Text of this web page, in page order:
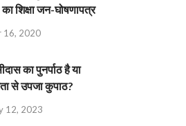
शिक्षा जन-घोषणापत्र
16, 2020
का पुनर्पाठ है या
से उपजा कुपाठ?
12, 2023